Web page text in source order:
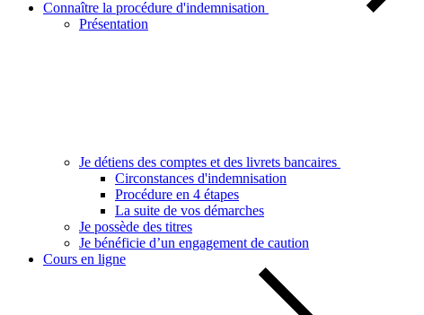
Connaître la procédure d'indemnisation
Présentation
Je détiens des comptes et des livrets bancaires
Circonstances d'indemnisation
Procédure en 4 étapes
La suite de vos démarches
Je possède des titres
Je bénéficie d’un engagement de caution
Cours en ligne